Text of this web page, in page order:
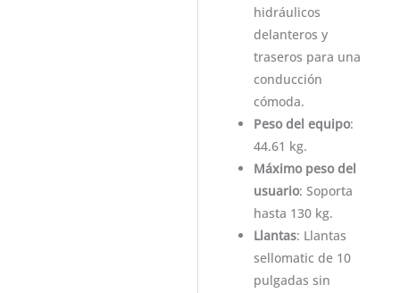
hidráulicos
delanteros y
traseros para una
conducción
cómoda.
Peso del equipo:
44.61 kg.
Máximo peso del
usuario: Soporta
hasta 130 kg.
Llantas: Llantas
sellomatic de 10
pulgadas sin